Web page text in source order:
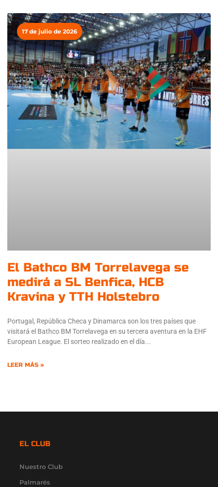
El Bathco BM Torrelavega se
medirá a SL Benfica, HCB
Kravina y TTH Holstebro
Portugal, República Checa y Dinamarca son los tres países que
visitará el Bathco BM Torrelavega en su tercera aventura en la EHF
European League. El sorteo realizado en el día
LEER MÁS »
17 de julio de 2026
EL CLUB
Nuestro Club
Palmarés